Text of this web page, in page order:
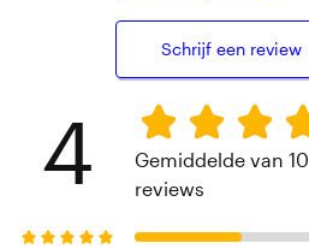
Gemiddelde van 10
reviews
4
Schrijf een review